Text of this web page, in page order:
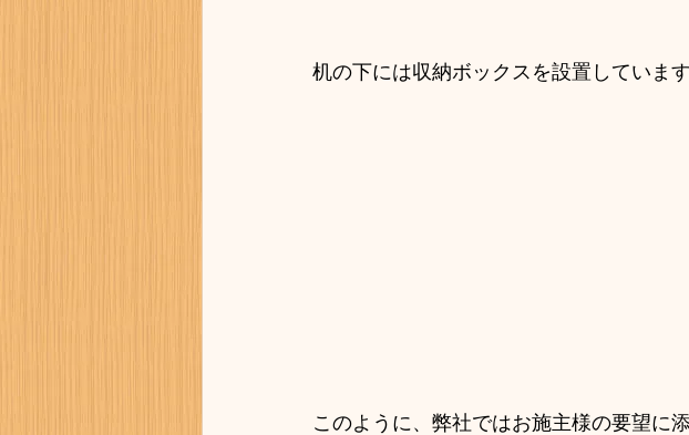
机の下には収納ボックスを設置しています
このように、弊社ではお施主様の要望に